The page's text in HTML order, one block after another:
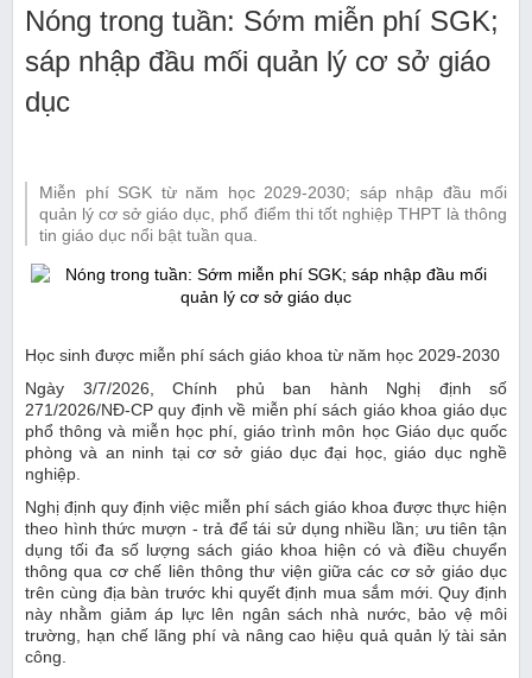
Nóng trong tuần: Sớm miễn phí SGK;
sáp nhập đầu mối quản lý cơ sở giáo
dục
Miễn phí SGK từ năm học 2029-2030; sáp nhập đầu mối
quản lý cơ sở giáo dục, phổ điểm thi tốt nghiệp THPT là thông
tin giáo dục nổi bật tuần qua.
Học sinh được miễn phí sách giáo khoa từ năm học 2029-2030
Ngày 3/7/2026, Chính phủ ban hành Nghị định số
271/2026/NĐ-CP quy định về miễn phí sách giáo khoa giáo dục
phổ thông và miễn học phí, giáo trình môn học Giáo dục quốc
phòng và an ninh tại cơ sở giáo dục đại học, giáo dục nghề
nghiệp.
Nghị định quy định việc miễn phí sách giáo khoa được thực hiện
theo hình thức mượn - trả để tái sử dụng nhiều lần; ưu tiên tận
dụng tối đa số lượng sách giáo khoa hiện có và điều chuyển
thông qua cơ chế liên thông thư viện giữa các cơ sở giáo dục
trên cùng địa bàn trước khi quyết định mua sắm mới. Quy định
này nhằm giảm áp lực lên ngân sách nhà nước, bảo vệ môi
trường, hạn chế lãng phí và nâng cao hiệu quả quản lý tài sản
công.